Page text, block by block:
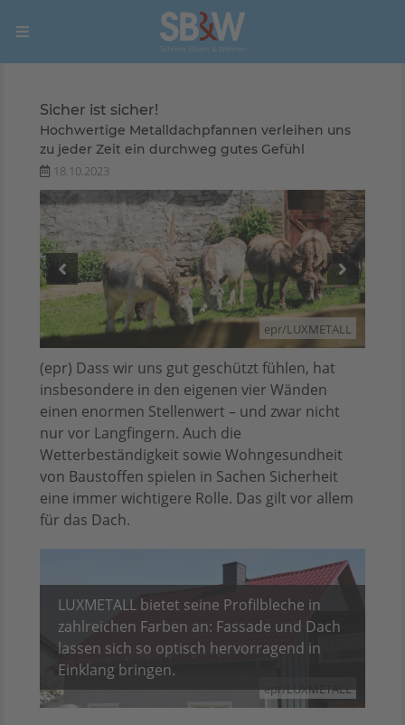
Sicher ist sicher!
Hochwertige Metalldachpfannen verleihen uns
zu jeder Zeit ein durchweg gutes Gefühl
18.10.2023
epr/LUXMETALL
(epr) Dass wir uns gut geschützt fühlen, hat
insbesondere in den eigenen vier Wänden
einen enormen Stellenwert – und zwar nicht
nur vor Langfingern. Auch die
Wetterbeständigkeit sowie Wohngesundheit
von Baustoffen spielen in Sachen Sicherheit
eine immer wichtigere Rolle. Das gilt vor allem
für das Dach.
epr/LUXMETALL
LUXMETALL bietet seine Profilbleche in
zahlreichen Farben an: Fassade und Dach
lassen sich so optisch hervorragend in
Einklang bringen.